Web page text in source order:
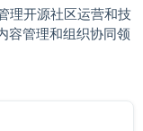
理开源社区运营和技
容管理和组织协同领